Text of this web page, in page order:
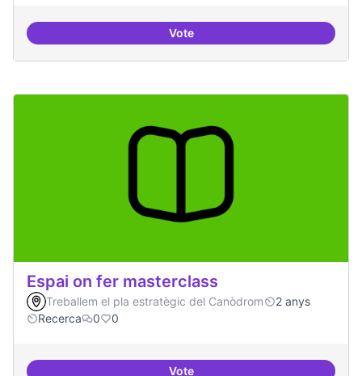
VoteGrupos de trabajo para impulsar
Espai on fer masterclass
Treballem el pla estratègic del Canòdrom
2 anys
Recerca
0 0
Vote